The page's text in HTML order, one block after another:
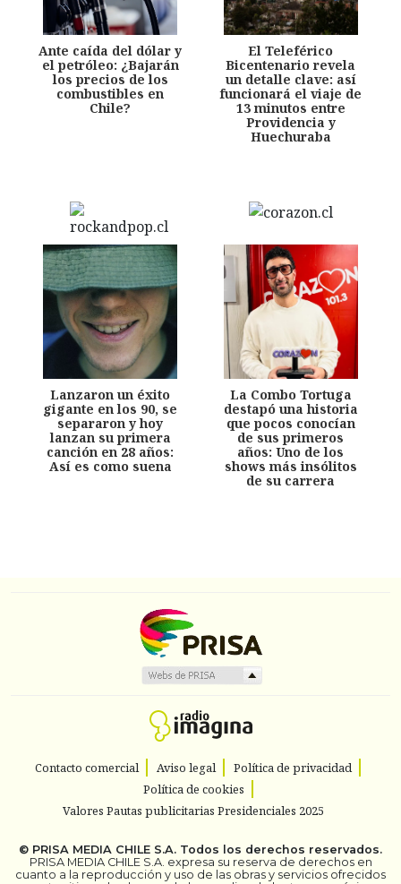
Ante caída del dólar y
el petróleo: ¿Bajarán
los precios de los
combustibles en
Chile?
El Teleférico
Bicentenario revela
un detalle clave: así
funcionará el viaje de
13 minutos entre
Providencia y
Huechuraba
Lanzaron un éxito
gigante en los 90, se
separaron y hoy
lanzan su primera
canción en 28 años:
Así es como suena
La Combo Tortuga
destapó una historia
que pocos conocían
de sus primeros
años: Uno de los
shows más insólitos
de su carrera
Contacto comercial Aviso legal
Política de privacidad
Política de cookies
Valores Pautas publicitarias Presidenciales 2025
© PRISA MEDIA CHILE S.A. Todos los derechos reservados.
PRISA MEDIA CHILE S.A. expresa su reserva de derechos en
cuanto a la reproducción y uso de las obras y servicios ofrecidos